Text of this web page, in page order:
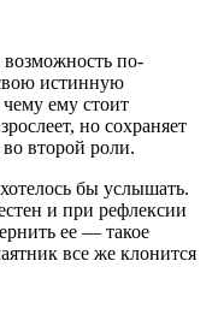
возможность по-
истинную
ему стоит
но сохраняет
второй роли.
бы услышать.
и при рефлексии
ее — такое
все же клонится